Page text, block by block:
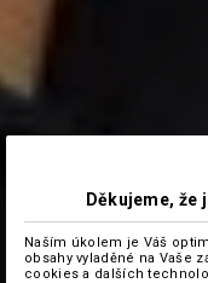
Děkujeme, že
Naším úkolem je Váš
obsahy vyladěné na Vaše
cookies a dalších